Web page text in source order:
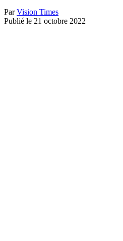
ParVision Times
Publié le 21 octobre 2022